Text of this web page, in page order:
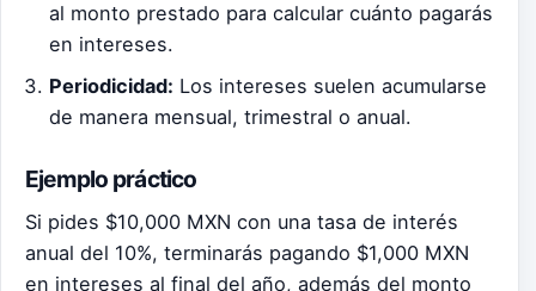
al monto prestado para calcular cuánto pagarás
en intereses.
Periodicidad: Los intereses suelen acumularse
de manera mensual, trimestral o anual.
Ejemplo práctico
Si pides $10,000 MXN con una tasa de interés
anual del 10%, terminarás pagando $1,000 MXN
en intereses al final del año, además del monto